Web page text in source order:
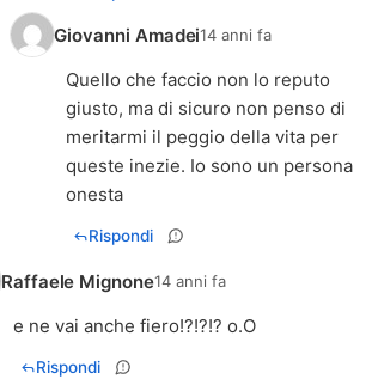
Giovanni Amadei14 anni fa
Quello che faccio non lo reputo
giusto, ma di sicuro non penso di
meritarmi il peggio della vita per
queste inezie. Io sono un persona
onesta
Rispondi
Raffaele Mignone14 anni fa
e ne vai anche fiero!?!?!? o.O
Rispondi